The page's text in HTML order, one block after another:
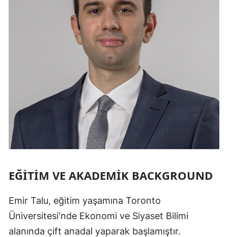
EĞITIM VE AKADEMIK BACKGROUND
Emir Talu, eğitim yaşamına Toronto
Üniversitesi'nde Ekonomi ve Siyaset Bilimi
alanında çift anadal yaparak başlamıştır.